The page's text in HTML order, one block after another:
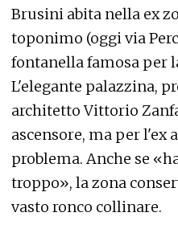
Brusini abita nella ex
toponimo (oggi via
fontanella famosa per
L'elegante palazzina,
architetto Vittorio
ascensore, ma per l'ex
problema. Anche se
troppo», la zona
vasto ronco collinare.